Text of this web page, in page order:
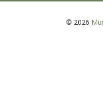
© 2026